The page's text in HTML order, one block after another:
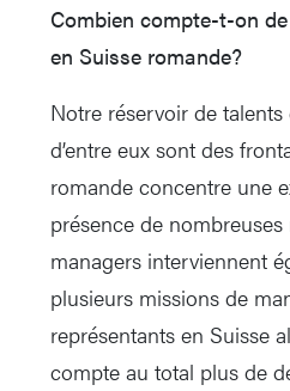
Combien compte-t-on
en Suisse romande?
Notre réservoir de
d’entre eux sont des
romande concentre une
présence de
managers interviennent
plusieurs missions de
représentants en Suisse
compte au total plus de